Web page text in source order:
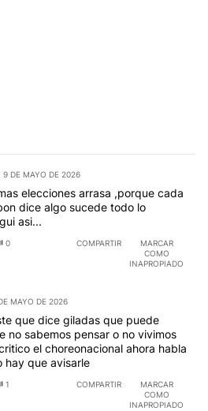
9 DE MAYO DE 2026
elecciones arrasa ,porque cada
dice algo sucede todo lo
asi...
0 COMPARTIR
MARCAR
COMO
INAPROPIADO
MAYO DE 2026
que dice giladas que puede
no sabemos pensar o no vivimos
el choreonacional ahora habla
hay que avisarle
1 COMPARTIR
MARCAR
COMO
INAPROPIADO